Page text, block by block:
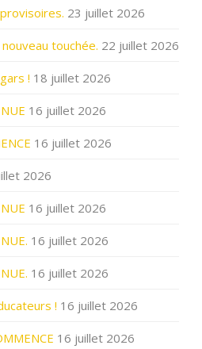
23 juillet 2026
touchée. 22 juillet 2026
! 18 juillet 2026
16 juillet 2026
16 juillet 2026
2026
16 juillet 2026
16 juillet 2026
16 juillet 2026
! 16 juillet 2026
16 juillet 2026